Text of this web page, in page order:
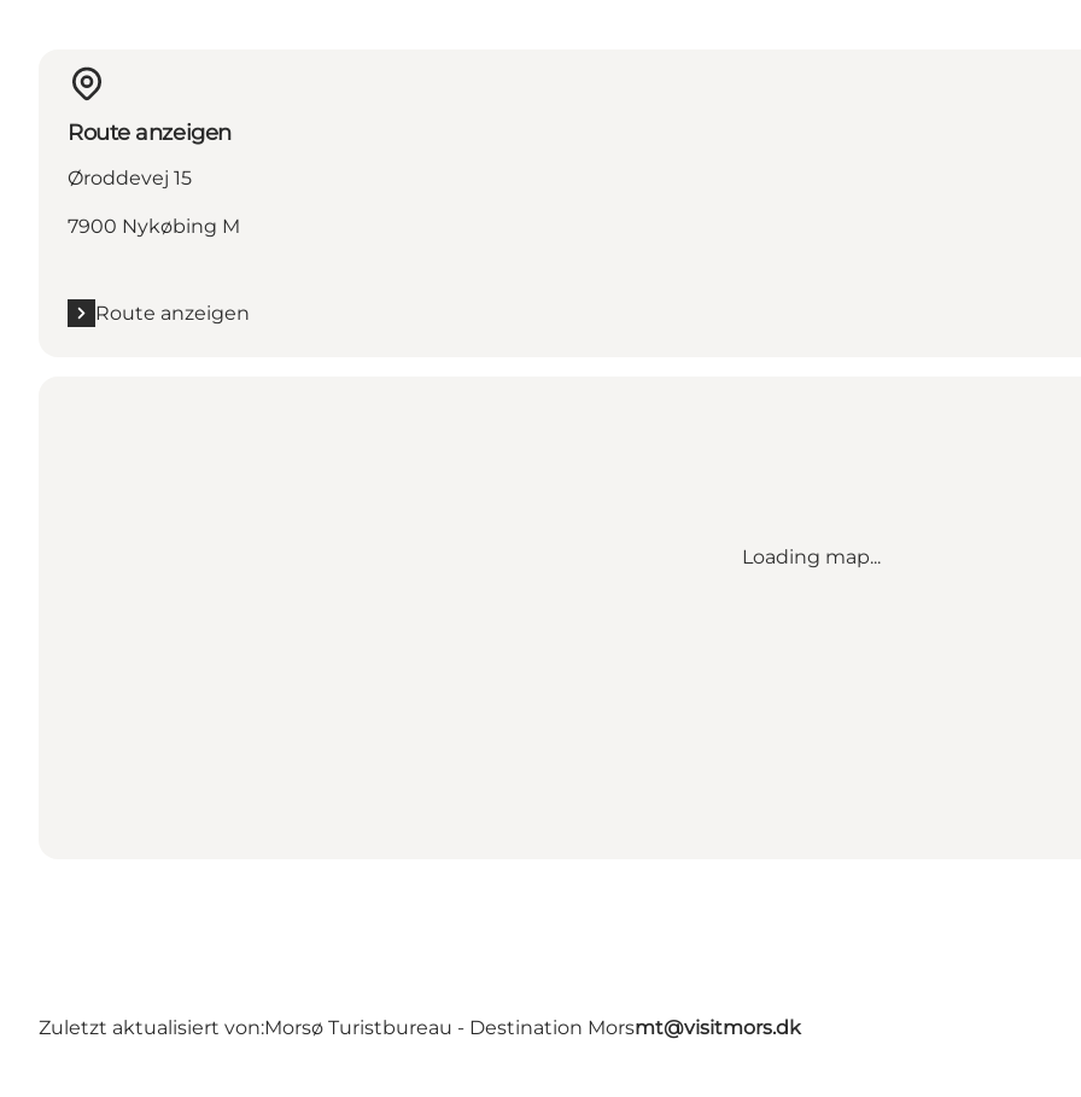
Route anzeigen
Øroddevej 15
7900 Nykøbing M
Route anzeigen
Loading map...
Zuletzt aktualisiert von:Morsø Turistbureau - Destination Morsmt@visitmors.dk